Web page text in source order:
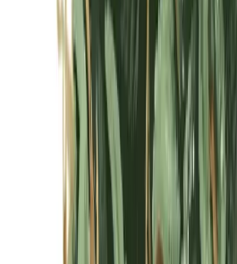
Kapseln